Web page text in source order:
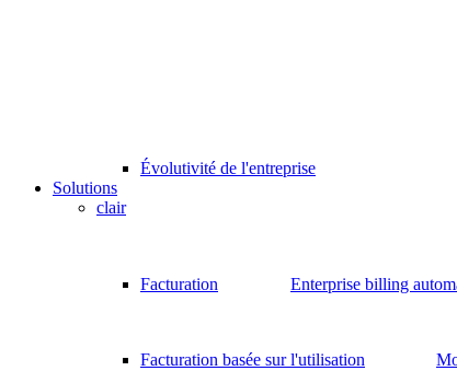
Évolutivité de l'entreprise
Solutions
clair
Facturation Enterprise billing
Facturation basée sur l'utilisation